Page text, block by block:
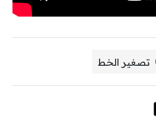
تصغير الخط